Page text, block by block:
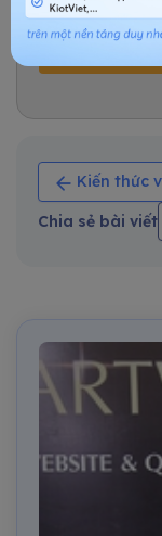
DÙNG THỬ
Kiến thức
Chia sẻ bài viết